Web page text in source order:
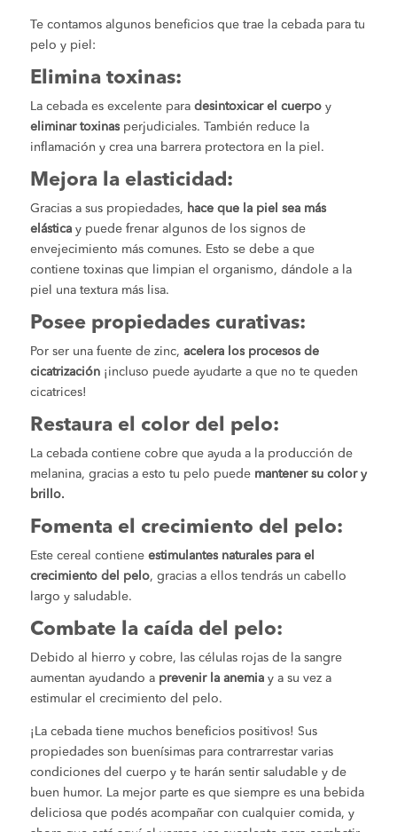
Te contamos algunos beneficios que trae la cebada para tu
pelo y piel:
Elimina toxinas:
La cebada es excelente para desintoxicar el cuerpoy
eliminar toxinasperjudiciales. También reduce la
inflamación y crea una barrera protectora en la piel.
Mejora la elasticidad:
Gracias a sus propiedades, hace que la piel sea más
elásticay puede frenar algunos de los signos de
envejecimiento más comunes. Esto se debe a que
contiene toxinas que limpian el organismo, dándole a la
piel una textura más lisa.
Posee propiedades curativas:
Por ser una fuente de zinc, acelera los procesos de
cicatrización¡incluso puede ayudarte a que no te queden
cicatrices!
Restaura el color del pelo:
La cebada contiene cobre que ayuda a la producción de
melanina, gracias a esto tu pelo puede mantener su color y
brillo.
Fomenta el crecimiento del pelo:
Este cereal contiene estimulantes naturales para el
crecimiento del pelo, gracias a ellos tendrás un cabello
largo y saludable.
Combate la caída del pelo:
Debido al hierro y cobre, las células rojas de la sangre
aumentan ayudando a prevenir la anemiay a su vez a
estimular el crecimiento del pelo.
¡La cebada tiene muchos beneficios positivos! Sus
propiedades son buenísimas para contrarrestar varias
condiciones del cuerpo y te harán sentir saludable y de
buen humor. La mejor parte es que siempre es una bebida
deliciosa que podés acompañar con cualquier comida, y